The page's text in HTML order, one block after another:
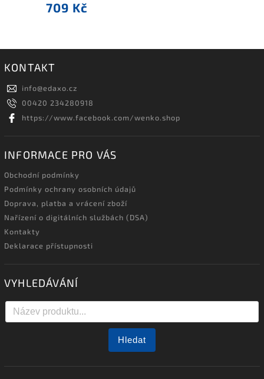
709 Kč
KONTAKT
info@edaxo.cz
00420 234280918
https://www.facebook.com/wenko.shop
INFORMACE PRO VÁS
Obchodní podmínky
Podmínky ochrany osobních údajů
Doprava, platba a vrácení zboží
Nařízení o digitálních službách (DSA)
Kontakty
Deklarace přístupnosti
VYHLEDÁVÁNÍ
Hledat